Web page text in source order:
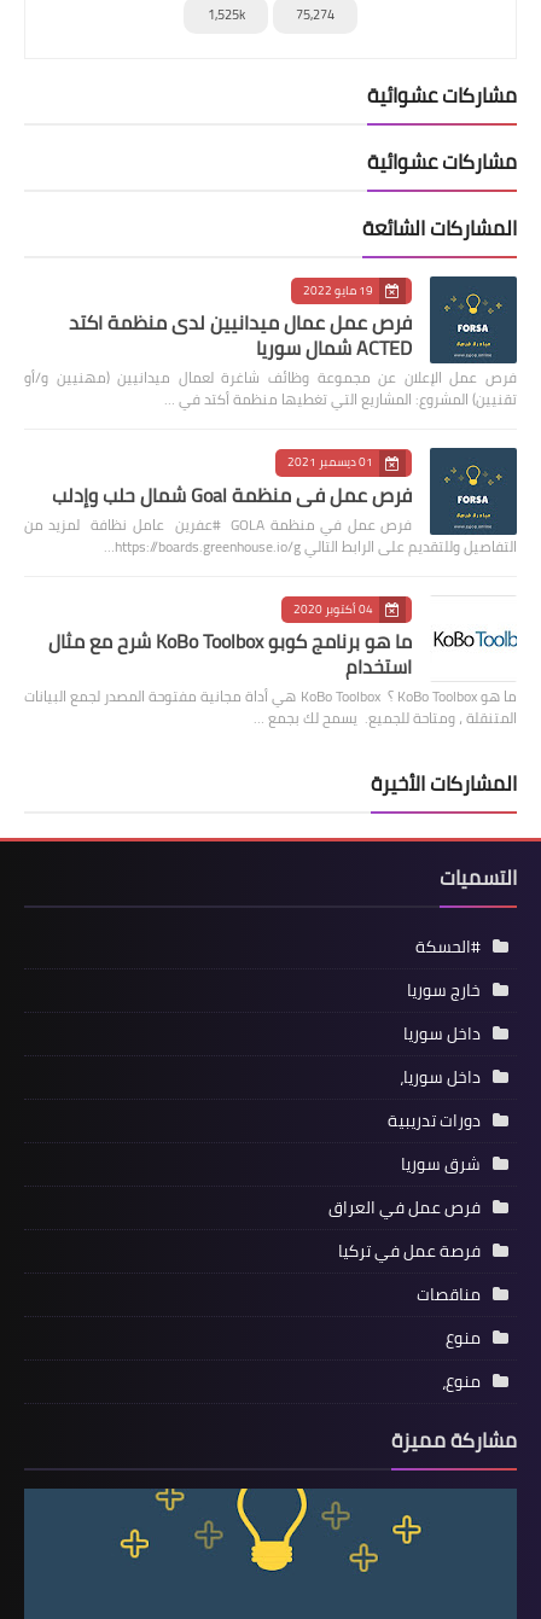
75,274
1,525k
مشاركات عشوائية
مشاركات عشوائية
المشاركات الشائعة
19 مايو 2022
فرص عمل عمال ميدانيين لدى منظمة اكتد
ACTED شمال سوريا
فرص عمل الإعلان عن مجموعة وظائف شاغرة لعمال ميدانيين (مهنيين و/أو
تقنيين) المشروع: المشاريع التي تغطيها منظمة أكتد في …
01 ديسمبر 2021
فرص عمل في منظمة Goal شمال حلب وإدلب
فرص عمل في منظمة GOLA #عفرين عامل نظافة لمزيد من
التفاصيل وللتقديم على الرابط التالي https://boards.greenhouse.io/g…
04 أكتوبر 2020
ما هو برنامج كوبو KoBo Toolbox شرح مع مثال
استخدام
ما هو KoBo Toolbox ؟ KoBo Toolbox هي أداة مجانية مفتوحة المصدر لجمع البيانات
المتنقلة ، ومتاحة للجميع. يسمح لك بجمع …
المشاركات الأخيرة
التسميات
#الحسكة
خارج سوريا
داخل سوريا
داخل سوريا،
دورات تدريبية
شرق سوريا
فرص عمل في العراق
فرصة عمل في تركيا
مناقصات
منوع
منوع،
مشاركة مميزة